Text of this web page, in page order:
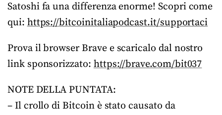
Satoshi fa una differenza enorme! Scopri come
qui:https://bitcoinitaliapodcast.it/supportaci
Prova il browser Brave e scaricalo dal nostro
link sponsorizzato: https://brave.com/bit037
NOTE DELLA PUNTATA:
– Il crollo di Bitcoin è stato causato da